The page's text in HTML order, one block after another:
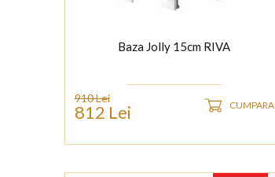
Baza Jolly 15cm RIVA
910 Lei
812 Lei CUMPARA